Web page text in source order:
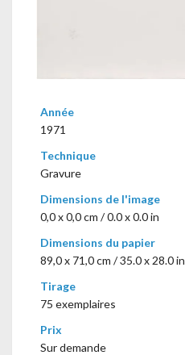
Année
1971
Technique
Gravure
Dimensions de l'image
0,0 x 0,0 cm / 0.0 x 0.0 in
Dimensions du papier
89,0 x 71,0 cm / 35.0 x 28.0 in
Tirage
75 exemplaires
Prix
Sur demande